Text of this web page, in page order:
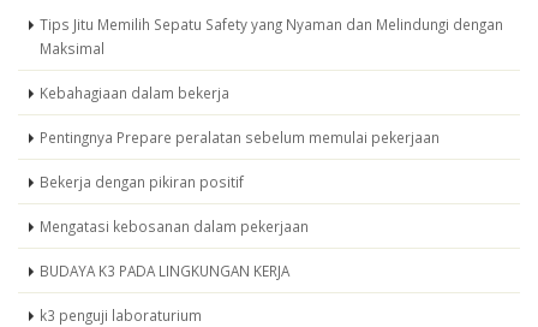
Tips Jitu Memilih Sepatu Safety yang Nyaman dan Melindungi dengan
Maksimal
Kebahagiaan dalam bekerja
Pentingnya Prepare peralatan sebelum memulai pekerjaan
Bekerja dengan pikiran positif
Mengatasi kebosanan dalam pekerjaan
BUDAYA K3 PADA LINGKUNGAN KERJA
k3 penguji laboraturium